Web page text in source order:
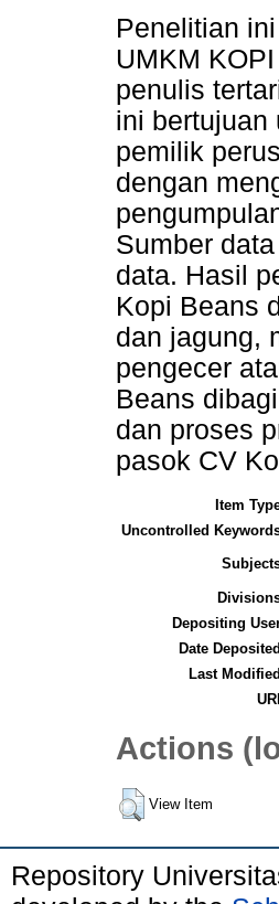
Penelitian
UMKM
penulis
ini bertujuan
pemilik
dengan
Sumber
data. Hasil
Kopi Beans
dan jagung,
pengecer
Beans
dan proses
pasok CV
Item
Uncontrolled
Depositing
Date
Last
Actions
View Item
Repository